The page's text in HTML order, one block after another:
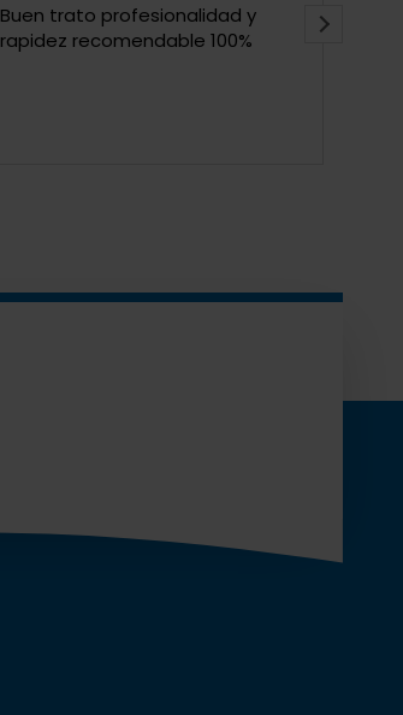
Buen trato profesionalidad y
rapidez recomendable 100%